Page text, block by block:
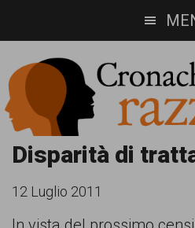
to
main
content
to
footer
Cronache
di
un
Disparità di
12 Luglio 2011